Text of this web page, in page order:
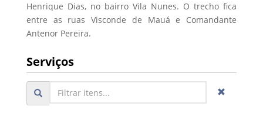
Henrique Dias, no bairro Vila Nunes. O trecho fica
entre as ruas Visconde de Mauá e Comandante
Antenor Pereira.
Serviços